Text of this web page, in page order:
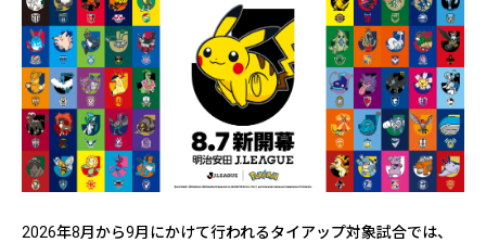
2026年8月から9月にかけて行われるタイアップ対象試合では、